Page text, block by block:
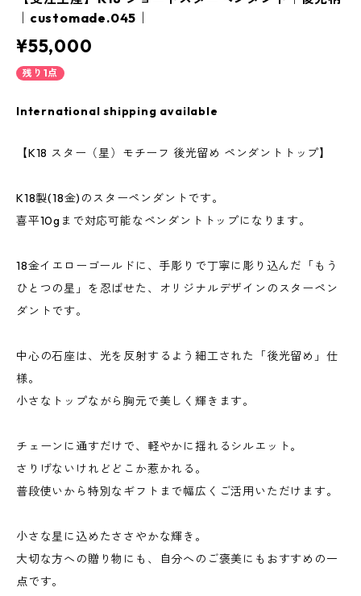
｜customade.045｜
¥55,000
残り1点
International shipping available
【K18 スター（星）モチーフ 後光留め ペンダントトップ】
K18製(18金)のスターペンダントです。
喜平10gまで対応可能なペンダントトップになります。
18金イエローゴールドに、手彫りで丁寧に彫り込んだ「もう
ひとつの星」を忍ばせた、オリジナルデザインのスターペン
ダントです。
中心の石座は、光を反射するよう細工された「後光留め」仕
様。
小さなトップながら胸元で美しく輝きます。
チェーンに通すだけで、軽やかに揺れるシルエット。
さりげないけれどどこか惹かれる。
普段使いから特別なギフトまで幅広くご活用いただけます。
小さな星に込めたささやかな輝き。
大切な方への贈り物にも、自分へのご褒美にもおすすめの一
点です。